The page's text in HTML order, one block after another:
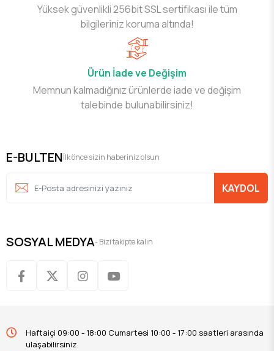
Yüksek güvenlikli 256bit SSL sertifikası ile tüm
bilgileriniz koruma altında!
Ürün İade ve Değişim
Memnun kalmadığınız ürünlerde iade ve değişim
talebinde bulunabilirsiniz!
E-BULTENİlk önce sizin haberiniz olsun
KAYDOL
SOSYAL MEDYA- Bizi takipte kalın
Haftaiçi 09:00 - 18:00 Cumartesi 10:00 - 17:00 saatleri arasında
ulaşabilirsiniz.